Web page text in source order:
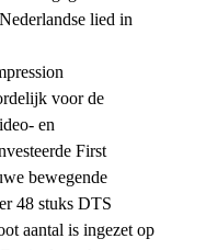
lied in
voor de
en
First
bewegende
48 stuks DTS
aantal is ingezet op